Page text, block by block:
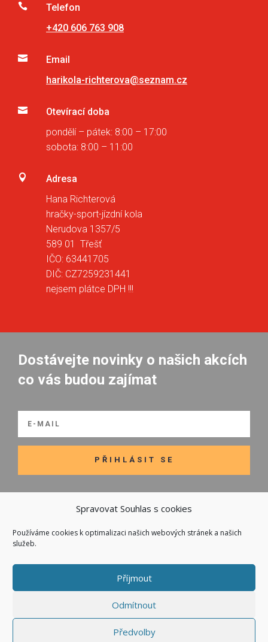
Spravovat Souhlas s cookies
Používáme cookies k optimalizaci našich webových stránek a našich
služeb.
Příjmout
Odmítnout
Předvolby

Telefon
+420 606 763 908

Email
harikola-richterova@seznam.cz

Otevírací doba
pondělí – pátek: 8:00 – 17:00
sobota: 8:00 – 11:00

Adresa
Hana Richterová
hračky-sport-jízdní kola
Nerudova 1357/5
589 01 Třešť
IČO: 63441705
DIČ: CZ7259231441
nejsem plátce DPH !!!
Dostávejte novinky o našich akcích
co vás budou zajímat
PŘIHLÁSIT SE
Odkazy
Copyright © 2023 – Harikola | Vytvořil